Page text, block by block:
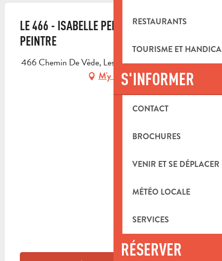
RESTAURANTS
TOURISME ET
S'INFORMER
CONTACT
BROCHURES
VENIR ET SE DÉPLACER
MÉTÉO LOCALE
SERVICES
RÉSERVER
LE 466 - ISABELLE PEIRONE ARTISTE
PEINTRE
466 Chemin De Vède, Les Estiennes, 13390 Auriol
M'y rendre